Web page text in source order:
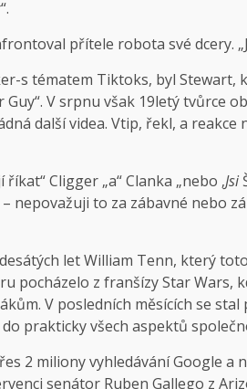
přítele robota své dcery.
s tématem Tiktoks, byl Stewart,
V srpnu však 19letý tvůrce
další videa. Vtip, řekl, a reakce
Cligger „a“ Clanka „nebo ‚Jsi
nepovažuji to za zábavné nebo
let William Tenn, který
pocházelo z franšízy Star Wars,
V posledních měsících se
prakticky všech aspektů
2 miliony vyhledávání Google a
senátor Ruben Gallego z